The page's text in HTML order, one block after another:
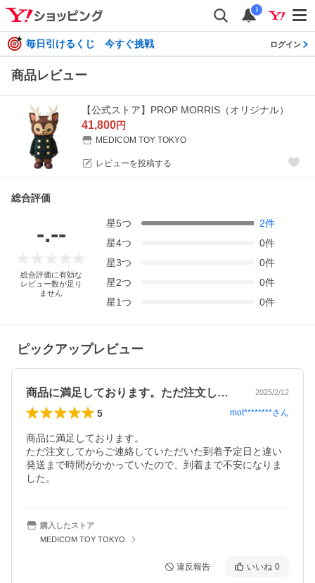
i
毎日引けるくじ 今すぐ挑戦 ログイン
商品レビュー
【公式ストア】PROP MORRIS（オリジナル）
41,800円
MEDICOM TOY TOKYO
レビューを投稿する
総合評価
-.--
総合評価に有効な
レビュー数が足り
ません
星5つ 2件
星4つ 0件
星3つ 0件
星2つ 0件
星1つ 0件
ピックアップレビュー
商品に満足しております。ただ注文してか… 2025/2/12
5 mot********さん
商品に満足しております。
ただ注文してからご連絡していただいた到着予定日と違い
発送まで時間がかかっていたので、到着まで不安になりま
した。
購入したストア
MEDICOM TOY TOKYO
違反報告 いいね 0